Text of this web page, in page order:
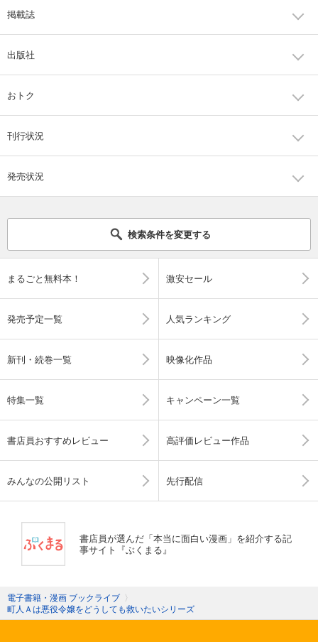
掲載誌
出版社
おトク
刊行状況
発売状況
検索条件を変更する
まるごと無料本！ 激安セール
発売予定一覧 人気ランキング
新刊・続巻一覧 映像化作品
特集一覧 キャンペーン一覧
書店員おすすめレビュー 高評価レビュー作品
みんなの公開リスト 先行配信
書店員が選んだ「本当に面白い漫画」を紹介する記
事サイト『ぶくまる』
電子書籍・漫画 ブックライブ 〉
町人Ａは悪役令嬢をどうしても救いたいシリーズ